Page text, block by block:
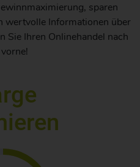
sparen
wertvolle Informationen über
Sie Ihren Onlinehandel nach